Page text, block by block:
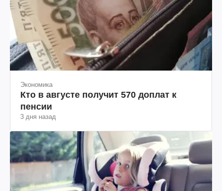
Экономика
Кто в августе получит 570 доплат к
пенсии
3 дня назад